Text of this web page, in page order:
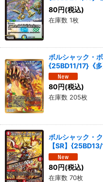
80円(税込)
在庫数 1枚
ボルシャック・
{25BD11/17}《多
80円(税込)
在庫数 205枚
ボルシャック・
【SR】{25BD13/
80円(税込)
在庫数 70枚